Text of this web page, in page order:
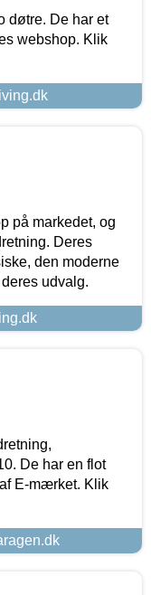
døtre. De har et
webshop. Klik
på markedet, og
Deres
den moderne
udvalg.
De har en flot
E-mærket. Klik